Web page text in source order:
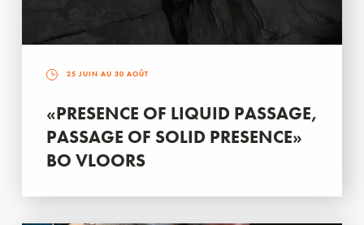
25 JUIN AU 30 AOÛT
«PRESENCE OF LIQUID PASSAGE,
PASSAGE OF SOLID PRESENCE»
BO VLOORS